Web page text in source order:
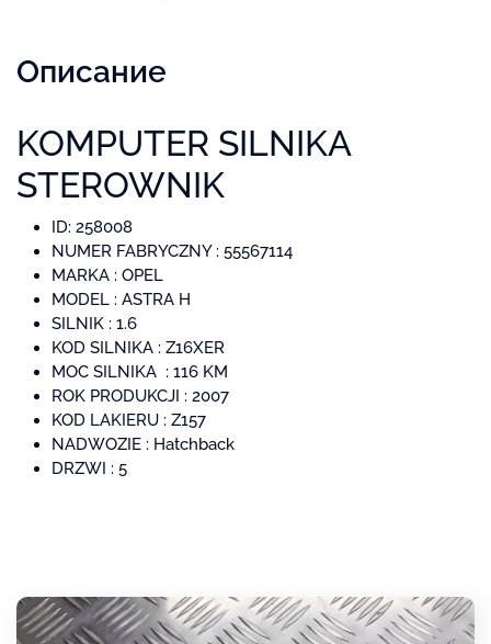
Описание
KOMPUTER SILNIKA
STEROWNIK
ID: 258008
NUMER FABRYCZNY : 55567114
MARKA : OPEL
MODEL : ASTRA H
SILNIK : 1.6
KOD SILNIKA : Z16XER
MOC SILNIKA : 116 KM
ROK PRODUKCJI : 2007
KOD LAKIERU : Z157
NADWOZIE : Hatchback
DRZWI : 5